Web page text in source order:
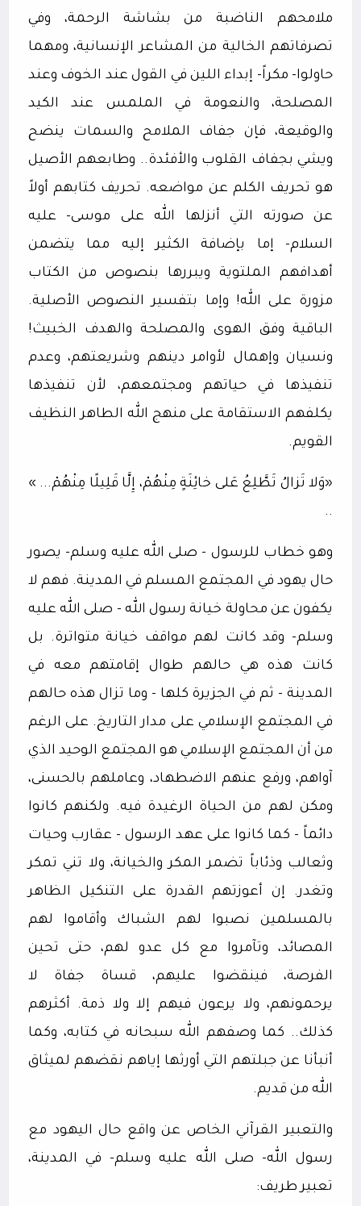
ملامحهم الناضبة من بشاشة الرحمة، وفي
تصرفاتهم الخالية من المشاعر الإنسانية، ومهما
حاولوا- مكراً- إبداء اللين في القول عند الخوف وعند
المصلحة، والنعومة في الملمس عند الكيد
والوقيعة، فإن جفاف الملامح والسمات ينضح
ويشي بجفاف القلوب والأفئدة.. وطابعهم الأصيل
هو تحريف الكلم عن مواضعه. تحريف كتابهم أولاً
عن صورته التي أنزلها الله على موسى- عليه
السلام- إما بإضافة الكثير إليه مما يتضمن
أهدافهم الملتوية ويبررها بنصوص من الكتاب
مزورة على الله! وإما بتفسير النصوص الأصلية.
الباقية وفق الهوى والمصلحة والهدف الخبيث!
ونسيان وإهمال لأوامر دينهم وشريعتهم، وعدم
تنفيذها في حياتهم ومجتمعهم، لأن تنفيذها
يكلفهم الاستقامة على منهج الله الطاهر النظيف
القويم.
«وَلا تَزالُ تَطَّلِعُ عَلى خائِنَةٍ مِنْهُمْ، إِلَّا قَلِيلًا مِنْهُمْ... »
..
وهو خطاب للرسول - صلى الله عليه وسلم- يصور
حال يهود في المجتمع المسلم في المدينة. فهم لا
يكفون عن محاولة خيانة رسول الله - صلى الله عليه
وسلم- وقد كانت لهم مواقف خيانة متواترة. بل
كانت هذه هي حالهم طوال إقامتهم معه في
المدينة - ثم في الجزيرة كلها - وما تزال هذه حالهم
في المجتمع الإسلامي على مدار التاريخ. على الرغم
من أن المجتمع الإسلامي هو المجتمع الوحيد الذي
آواهم، ورفع عنهم الاضطهاد، وعاملهم بالحسنى،
ومكن لهم من الحياة الرغيدة فيه. ولكنهم كانوا
دائماً - كما كانوا على عهد الرسول - عقارب وحيات
وثعالب وذئاباً تضمر المكر والخيانة، ولا تني تمكر
وتغدر. إن أعوزتهم القدرة على التنكيل الظاهر
بالمسلمين نصبوا لهم الشباك وأقاموا لهم
المصائد، وتآمروا مع كل عدو لهم، حتى تحين
الفرصة، فينقضوا عليهم، قساة جفاة لا
يرحمونهم، ولا يرعون فيهم إلا ولا ذمة. أكثرهم
كذلك.. كما وصفهم الله سبحانه في كتابه، وكما
أنبأنا عن جبلتهم التي أورثها إياهم نقضهم لميثاق
الله من قديم.
والتعبير القرآني الخاص عن واقع حال اليهود مع
رسول الله- صلى الله عليه وسلم- في المدينة،
تعبير طريف: